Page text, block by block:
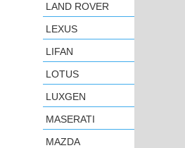
LAND ROVER
LEXUS
LIFAN
LOTUS
LUXGEN
MASERATI
MAZDA